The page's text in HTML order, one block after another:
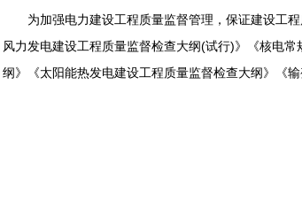
为加强电力建设工程质量监督管理，保证建设工程
风力发电建设工程质量监督检查大纲(试行)》《核电
纲》《太阳能热发电建设工程质量监督检查大纲》《